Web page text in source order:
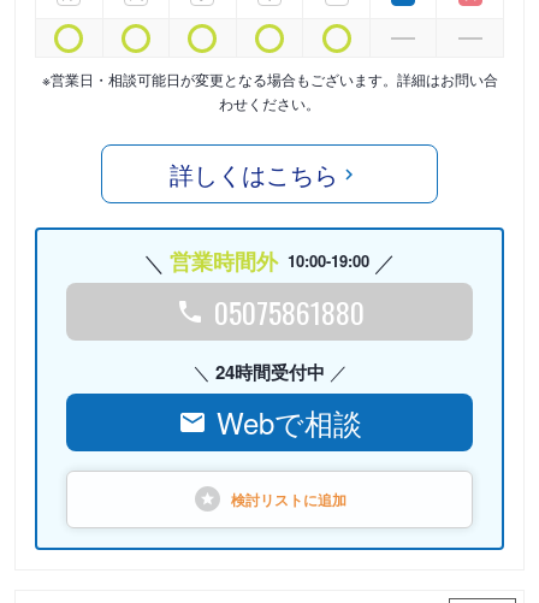
※営業日・相談可能日が変更となる場合もございます。詳細はお問い合
わせください。
詳しくはこちら
営業時間外 10:00-19:00
05075861880
24時間受付中
Webで相談
検討リストに追加